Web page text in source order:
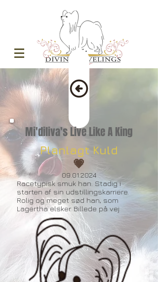
Mi'diliva's Live Like A King
Planlagt Kuld
💗
09.01.2024
Racetypisk smuk han. Stadig i
starten af sin udstillingskarriere.
Rolig og meget sød han, som
Lagertha elsker. Billede på vej